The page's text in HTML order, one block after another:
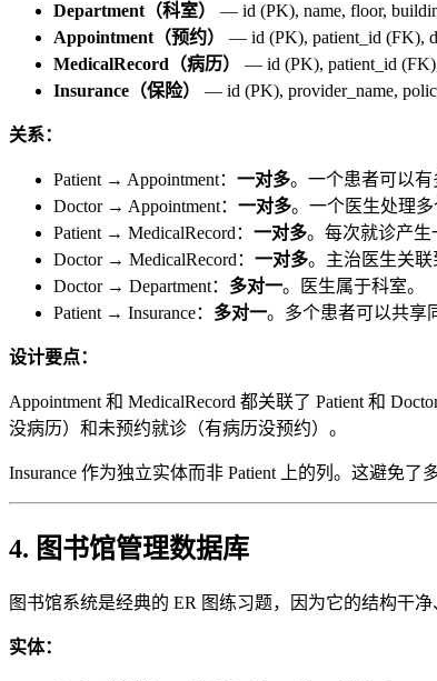
Department（科室）
— id (PK), name, floor,
Appointment（预约）
— id (PK), patient_id (FK),
MedicalRecord（病历）
— id (PK), patient_id (FK),
Insurance（保险）
— id (PK), provider_name,
关系：
Patient → Appointment： 一对多。一个患者可以有
Doctor → Appointment： 一对多。一个医生处理多
Patient → MedicalRecord： 一对多。每次就诊产生
Doctor → MedicalRecord： 一对多。主治医生关联
Doctor → Department： 多对一。医生属于科室。
Patient → Insurance： 多对一。多个患者可以共享
设计要点：
Appointment 和 MedicalRecord 都关联了 Patient 和
没病历）和未预约就诊（有病历没预约）。
Insurance 作为独立实体而非 Patient 上的列。这避免
4. 图书馆管理数据库
图书馆系统是经典的 ER 图练习题，因为它的结构干净
实体：